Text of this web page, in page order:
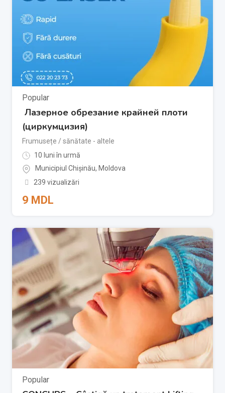
Popular
Лазерное обрезание крайней плоти
(циркумцизия)
Frumusețe / sănătate - altele
10 luni în urmă
Municipiul Chișinău, Moldova
239 vizualizări
9 MDL
Popular